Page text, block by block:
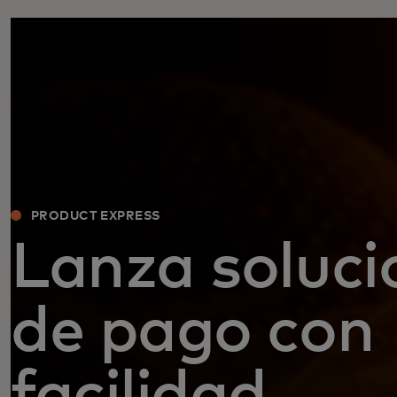
PRODUCT EXPRESS
Lanza
de pago con